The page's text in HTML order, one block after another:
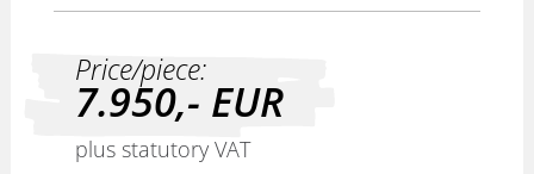
Price/piece:
7.950,- EUR
plus statutory VAT